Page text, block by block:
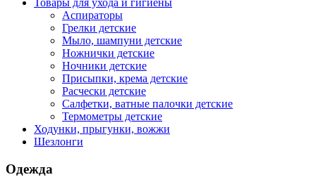
Товары для ухода и гигиены
Аспираторы
Грелки детские
Мыло, шампуни детские
Ножнички детские
Ночники детские
Присыпки, крема детские
Расчески детские
Салфетки, ватные палочки детские
Термометры детские
Ходунки, прыгунки, вожжи
Шезлонги
Одежда